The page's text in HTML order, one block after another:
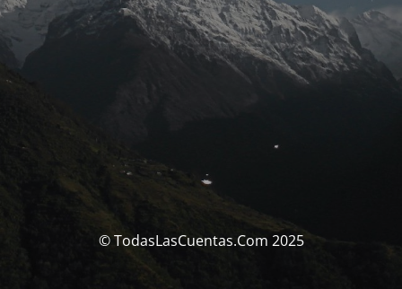
© TodasLasCuentas.Com 2025